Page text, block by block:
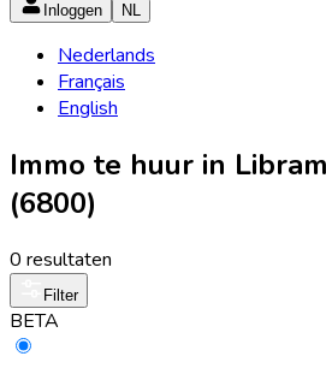
Inloggen NL
Nederlands
Français
English
Immo te huur in
(6800)
0 resultaten
Filter
BETA